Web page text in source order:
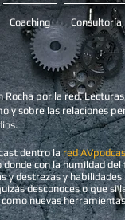
Coaching Consultoría
Rocha por la red.
y sobre las relaciones
dentro lared
donde con la humildad
y destrezas y
desconoces o que si
nuevas